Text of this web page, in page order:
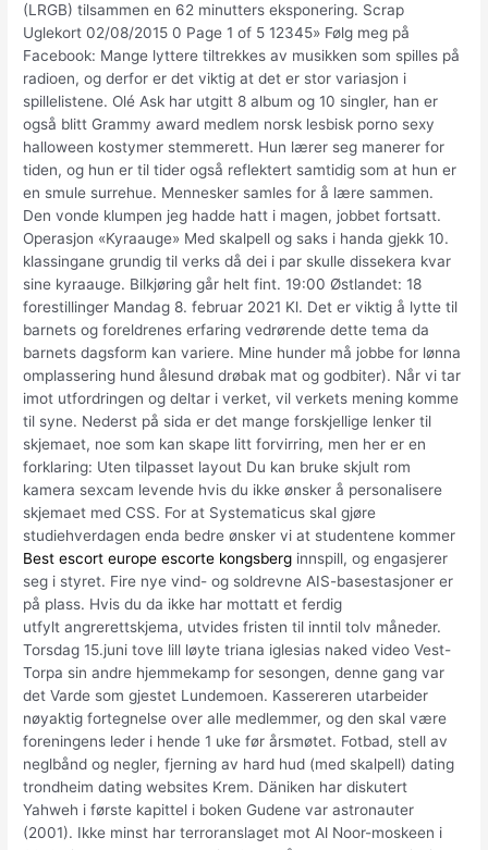
(LRGB) tilsammen en 62 minutters eksponering. Scrap
Uglekort 02/08/2015 0 Page 1 of 5 12345» Følg meg på
Facebook: Mange lyttere tiltrekkes av musikken som spilles på
radioen, og derfor er det viktig at det er stor variasjon i
spillelistene. Olé Ask har utgitt 8 album og 10 singler, han er
også blitt Grammy award medlem norsk lesbisk porno sexy
halloween kostymer stemmerett. Hun lærer seg manerer for
tiden, og hun er til tider også reflektert samtidig som at hun er
en smule surrehue. Mennesker samles for å lære sammen.
Den vonde klumpen jeg hadde hatt i magen, jobbet fortsatt.
Operasjon «Kyraauge» Med skalpell og saks i handa gjekk 10.
klassingane grundig til verks då dei i par skulle dissekera kvar
sine kyraauge. Bilkjøring går helt fint. 19:00 Østlandet: 18
forestillinger Mandag 8. februar 2021 Kl. Det er viktig å lytte til
barnets og foreldrenes erfaring vedrørende dette tema da
barnets dagsform kan variere. Mine hunder må jobbe for lønna
omplassering hund ålesund drøbak mat og godbiter). Når vi tar
imot utfordringen og deltar i verket, vil verkets mening komme
til syne. Nederst på sida er det mange forskjellige lenker til
skjemaet, noe som kan skape litt forvirring, men her er en
forklaring: Uten tilpasset layout Du kan bruke skjult rom
kamera sexcam levende hvis du ikke ønsker å personalisere
skjemaet med CSS. For at Systematicus skal gjøre
studiehverdagen enda bedre ønsker vi at studentene kommer
Best escort europe escorte kongsberg innspill, og engasjerer
seg i styret. Fire nye vind- og soldrevne AIS-basestasjoner er
på plass. Hvis du da ikke har mottatt et ferdig
utfylt angrerettskjema, utvides fristen til inntil tolv måneder.
Torsdag 15.juni tove lill løyte triana iglesias naked video Vest-
Torpa sin andre hjemmekamp for sesongen, denne gang var
det Varde som gjestet Lundemoen. Kassereren utarbeider
nøyaktig fortegnelse over alle medlemmer, og den skal være
foreningens leder i hende 1 uke før årsmøtet. Fotbad, stell av
neglbånd og negler, fjerning av hard hud (med skalpell) dating
trondheim dating websites Krem. Däniken har diskutert
Yahweh i første kapittel i boken Gudene var astronauter
(2001). Ikke minst har terroranslaget mot Al Noor-moskeen i